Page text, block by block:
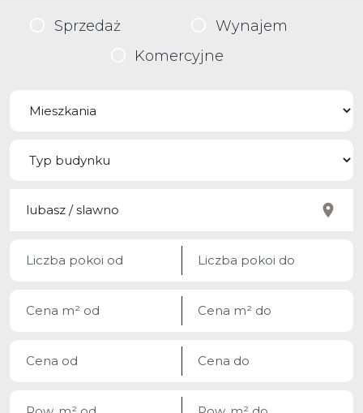
Sprzedaż
Wynajem
Komercyjne